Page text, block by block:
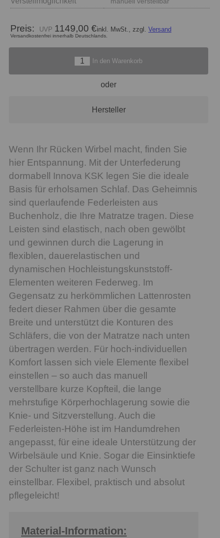
Preis: 1149,00 €inkl. MwSt., zzgl. Versand
Versandkostenfrei innerhalb Deutschlands.
In den Warenkorb
oder
Hersteller
Wenn Ihr Rücken Wirbel macht, finden Sie
hier Entspannung. Mit der Unterfederung
dormabell Innova KSK legen Sie die ideale
Basis für erholsamen Schlaf. Das Geheimnis
sind querlaufende Federleisten aus
Buchenholz, die Ihre Matratze tragen. Diese
Leisten sind elastisch, nach oben gewölbt
und gewinnen durch die Lagerung in
flexiblen, dauerelastischen und
dynamischen Hochleistungskunststoff-
Elementen weiteren Federweg. Im
Gegensatz zu herkömmlichen Lattenrosten
federt dieser Rahmen über die gesamte
Breite und unterstützt die Konturen des
Schläfers, die von der Matratze nach unten
übertragen werden. Für hoch-individuellen
Komfort lassen sich viele Elemente flexibel
einstellen – so auch das manuell
verstellbare kurze Kopfteil, die lange
mehrstufige Körperhochlagerung sowie die
Knie- und Sitzverstellung. Auch die
Federleisten-Höhe ist im Handumdrehen
angepasst, für eine ideale Unterstützung der
Wirbelsäule und Knie. Sogar die Einsinktiefe
der Schulter ist ganz nach Wunsch
einstellbar. Flexibel, praktisch und absolut
pflegeleicht!
Material-Information: